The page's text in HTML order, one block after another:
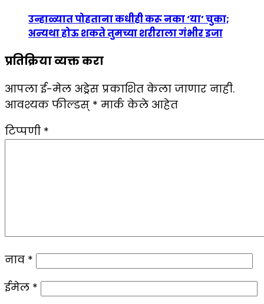
उन्हाळ्यात पोहताना कधीही करू नका ‘या’ चुका;
अन्यथा होऊ शकते तुमच्या शरीराला गंभीर इजा
प्रतिक्रिया व्यक्त करा
आपला ई-मेल अड्रेस प्रकाशित केला जाणार नाही.
आवश्यक फील्डस् * मार्क केले आहेत
टिप्पणी *
नाव *
ईमेल *